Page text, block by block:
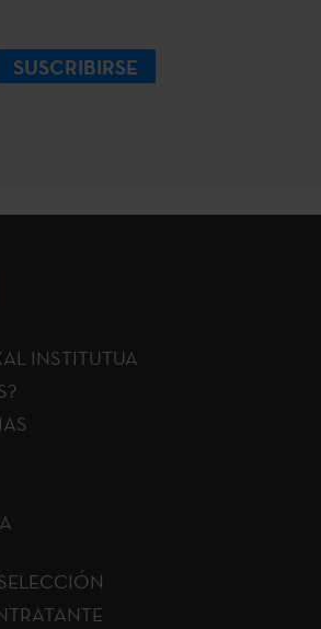
SUSCRIBIRSE
INSTITUTUA